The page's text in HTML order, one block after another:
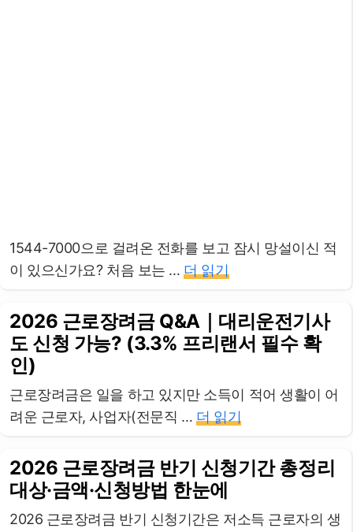
1544-7000으로 걸려온 전화를 보고 잠시 망설이신 적
이 있으신가요? 처음 보는 … 더 읽기
2026 근로장려금 Q&A｜대리운전기사
도 신청 가능? (3.3% 프리랜서 필수 확
인)
근로장려금은 일을 하고 있지만 소득이 적어 생활이 어
려운 근로자, 사업자(전문직 … 더 읽기
2026 근로장려금 반기 신청기간 총정리
대상·금액·신청방법 한눈에
2026 근로장려금 반기 신청기간은 저소득 근로자의 생